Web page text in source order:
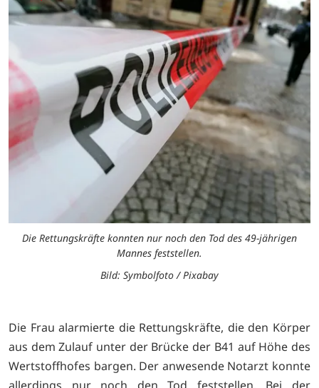
Die Rettungskräfte konnten nur noch den Tod des 49-jährigen
Mannes feststellen.
Bild: Symbolfoto / Pixabay
Die Frau alarmierte die Rettungskräfte, die den Körper
aus dem Zulauf unter der Brücke der B41 auf Höhe des
Wertstoffhofes bargen. Der anwesende Notarzt konnte